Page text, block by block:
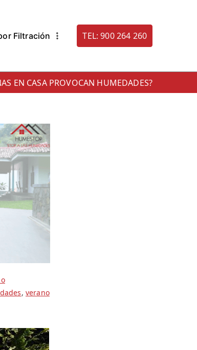
264 260
Filtración TEL: 900 264 260
EN CASA PROVOCAN HUMEDADES?
, verano